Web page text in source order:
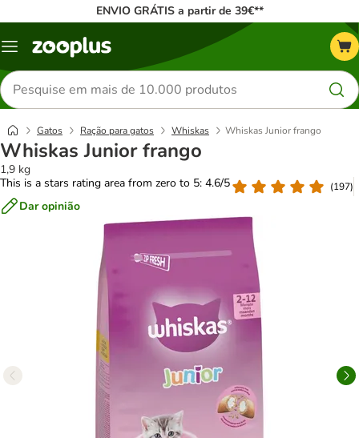
ENVIO GRÁTIS a partir de 39€**
Menu
Pesquisar
produtos
Gatos Ração para gatos Whiskas Whiskas Junior frango
Whiskas Junior frango
1,9 kg
This is a stars rating area from zero to 5: 4.6/5
(197)
Dar opinião